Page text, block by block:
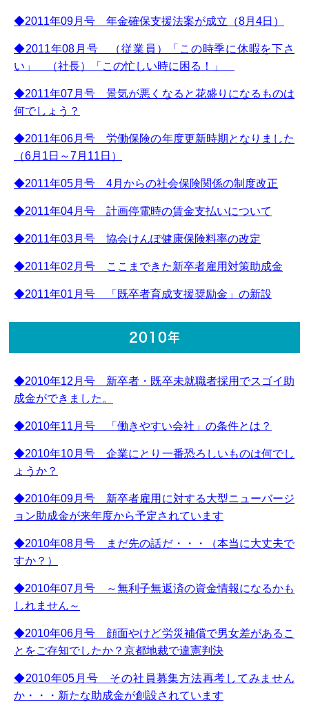
◆2011年09月号 年金確保支援法案が成立（8月4日）
◆2011年08月号 （従業員）「この時季に休暇を下さ
い」 （社長）「この忙しい時に困る！」
◆2011年07月号 景気が悪くなると花盛りになるものは
何でしょう？
◆2011年06月号 労働保険の年度更新時期となりました
（6月1日～7月11日）
◆2011年05月号 4月からの社会保険関係の制度改正
◆2011年04月号 計画停電時の賃金支払いについて
◆2011年03月号 協会けんぽ健康保険料率の改定
◆2011年02月号 ここまできた新卒者雇用対策助成金
◆2011年01月号 「既卒者育成支援奨励金」の新設
2010年
◆2010年12月号 新卒者・既卒未就職者採用でスゴイ助
成金ができました。
◆2010年11月号 「働きやすい会社」の条件とは？
◆2010年10月号 企業にとり一番恐ろしいものは何でし
ょうか？
◆2010年09月号 新卒者雇用に対する大型ニューバージ
ョン助成金が来年度から予定されています
◆2010年08月号 まだ先の話だ・・・（本当に大丈夫で
すか？）
◆2010年07月号 ～無利子無返済の資金情報になるかも
しれません～
◆2010年06月号 顔面やけど労災補償で男女差があるこ
とをご存知でしたか？京都地裁で違憲判決
◆2010年05月号 その社員募集方法再考してみません
か・・・新たな助成金が創設されています